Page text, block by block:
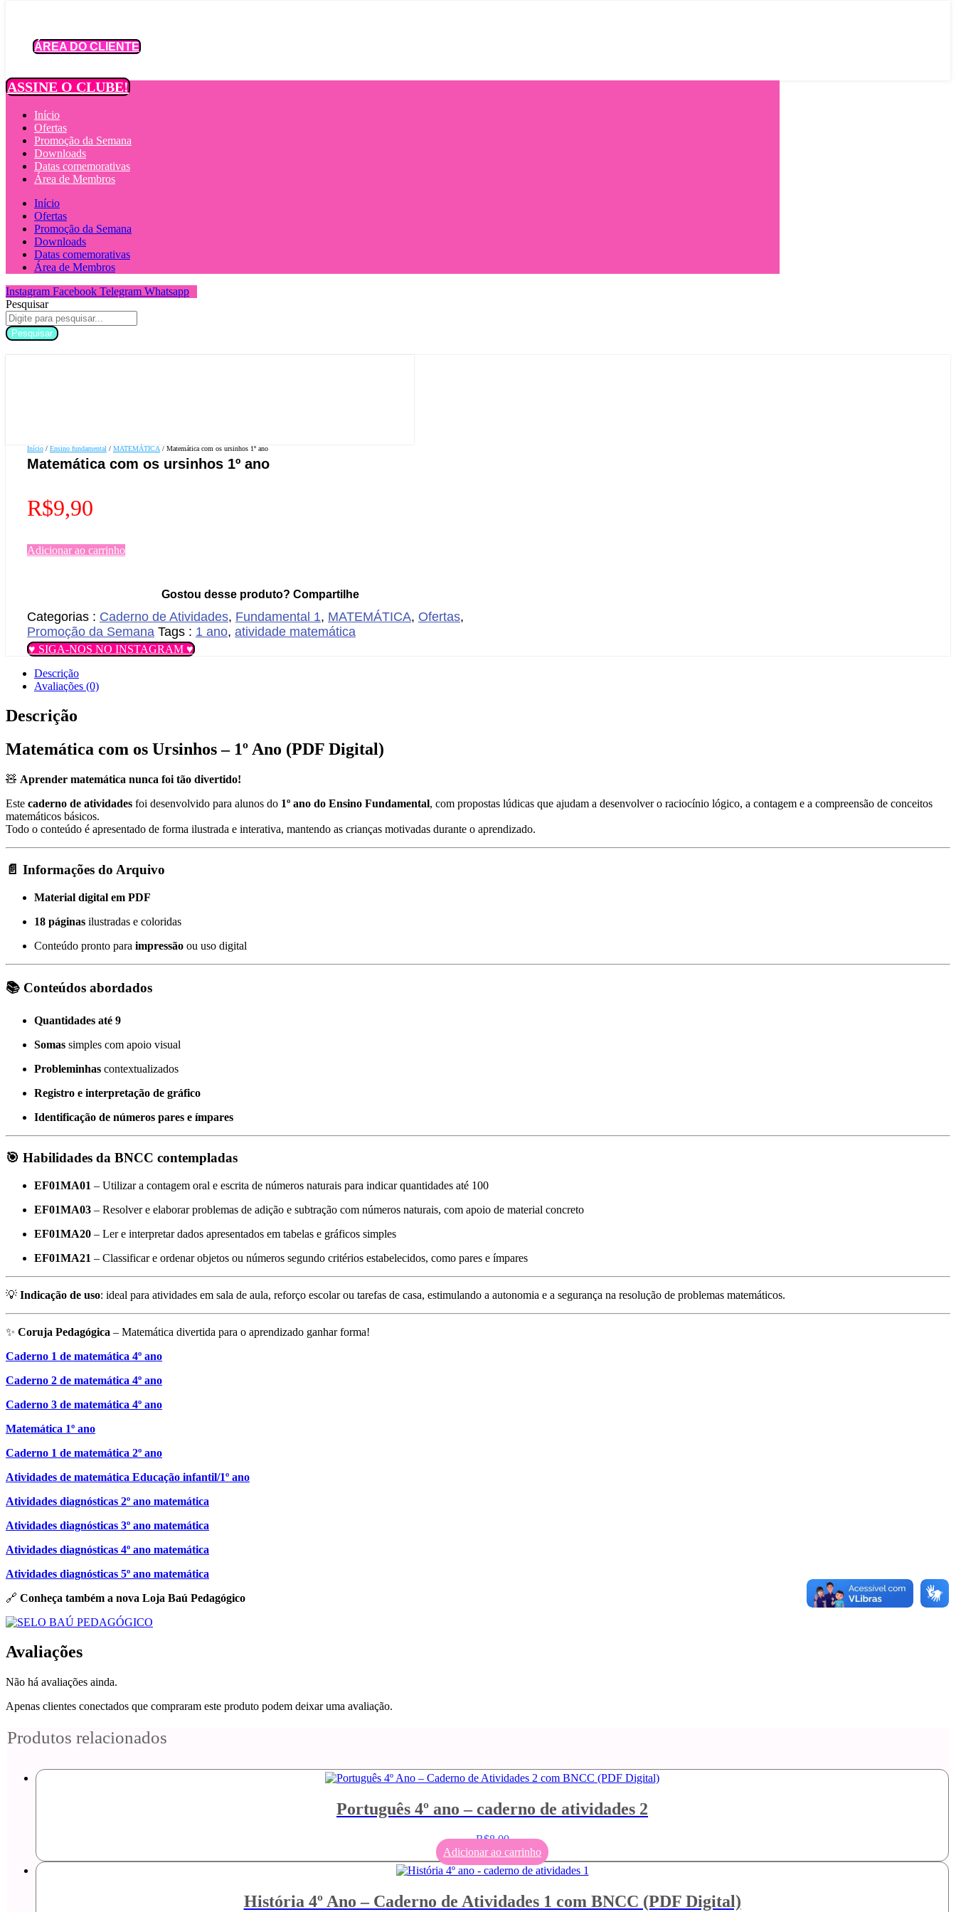
conteúdoÁREA DO CLIENTE
ASSINE O CLUBE!
Início
Ofertas
Promoção da Semana
Downloads
Datas comemorativas
Área de Membros
Início
Ofertas
Promoção da Semana
Downloads
Datas comemorativas
Área de Membros
Instagram Facebook Telegram Whatsapp
Pesquisar
Pesquisar
Início / Ensino fundamental / MATEMÁTICA / Matemática com os ursinhos 1º ano
Matemática com os ursinhos 1º ano
R$9,90
Adicionar ao carrinho
Gostou desse produto? Compartilhe
Categorias : Caderno de Atividades, Fundamental 1, MATEMÁTICA, Ofertas,
Promoção da Semana Tags : 1 ano, atividade matemática
♥ SIGA-NOS NO INSTAGRAM ♥
Descrição
Avaliações (0)
Descrição
Matemática com os Ursinhos – 1º Ano (PDF Digital)
🧸 Aprender matemática nunca foi tão divertido!
Este caderno de atividades foi desenvolvido para alunos do 1º ano do Ensino Fundamental, com propostas lúdicas que ajudam a desenvolver o raciocínio lógico, a contagem e a compreensão de conceitos
matemáticos básicos.
Todo o conteúdo é apresentado de forma ilustrada e interativa, mantendo as crianças motivadas durante o aprendizado.
📄 Informações do Arquivo
Material digital em PDF
18 páginas ilustradas e coloridas
Conteúdo pronto para impressão ou uso digital
📚 Conteúdos abordados
Quantidades até 9
Somas simples com apoio visual
Probleminhas contextualizados
Registro e interpretação de gráfico
Identificação de números pares e ímpares
🎯 Habilidades da BNCC contempladas
EF01MA01 – Utilizar a contagem oral e escrita de números naturais para indicar quantidades até 100
EF01MA03 – Resolver e elaborar problemas de adição e subtração com números naturais, com apoio de material concreto
EF01MA20 – Ler e interpretar dados apresentados em tabelas e gráficos simples
EF01MA21 – Classificar e ordenar objetos ou números segundo critérios estabelecidos, como pares e ímpares
💡 Indicação de uso: ideal para atividades em sala de aula, reforço escolar ou tarefas de casa, estimulando a autonomia e a segurança na resolução de problemas matemáticos.
✨ Coruja Pedagógica – Matemática divertida para o aprendizado ganhar forma!
Caderno 1 de matemática 4º ano
Caderno 2 de matemática 4º ano
Caderno 3 de matemática 4º ano
Matemática 1º ano
Caderno 1 de matemática 2º ano
Atividades de matemática Educação infantil/1º ano
Atividades diagnósticas 2º ano matemática
Atividades diagnósticas 3º ano matemática
Atividades diagnósticas 4º ano matemática
Atividades diagnósticas 5º ano matemática
🔗 Conheça também a nova Loja Baú Pedagógico
Avaliações
Não há avaliações ainda.
Apenas clientes conectados que compraram este produto podem deixar uma avaliação.
Produtos relacionados
Português 4º ano – caderno de atividades 2
R$8,00
Adicionar ao carrinho
História 4º Ano – Caderno de Atividades 1 com BNCC (PDF Digital)